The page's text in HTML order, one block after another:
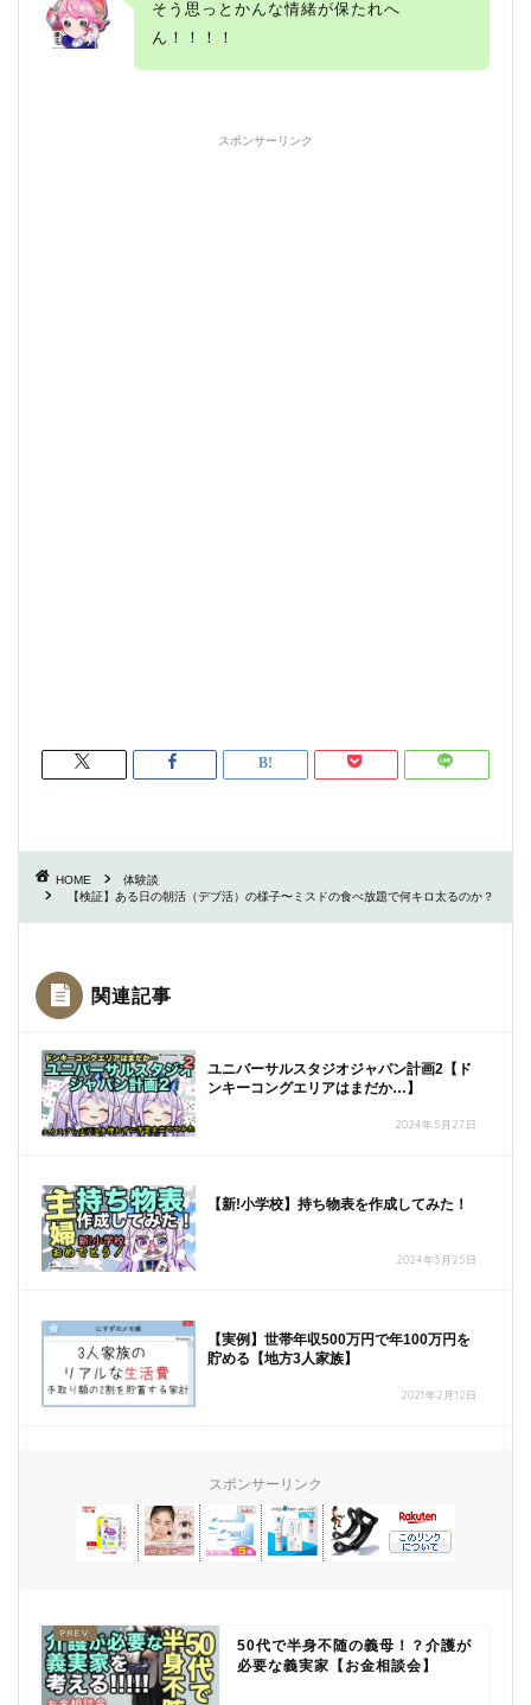
そう思っとかんな情緒が保たれへ
ん！！！！
スポンサーリンク
HOME
体験談
【検証】ある日の朝活（デブ活）の様子〜ミスドの食べ放題で何キロ太るのか？
関連記事
ユニバーサルスタジオジャパン計画2【ド
ンキーコングエリアはまだか…】
2024年5月27日
【新!小学校】持ち物表を作成してみた！
2024年3月25日
【実例】世帯年収500万円で年100万円を
貯める【地方3人家族】
2021年2月12日
スポンサーリンク
50代で半身不随の義母！？介護が
必要な義実家【お金相談会】